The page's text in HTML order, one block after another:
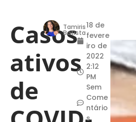
Casos
ativos
de
Tamiris
Batista
18 de
fevere
iro de
2022
2:12
PM
Sem
Come
ntário
s